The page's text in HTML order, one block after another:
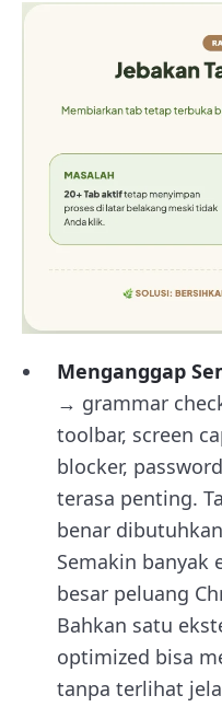
Menganggap
→ grammar
toolbar, screen
blocker,
terasa penting.
benar
Semakin banyak
besar peluang
Bahkan satu
optimized bisa
tanpa terlihat